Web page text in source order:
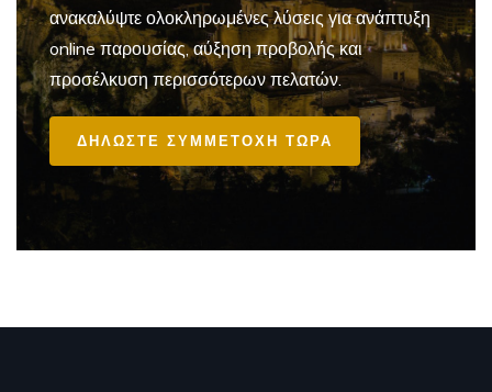
ανακαλύψτε ολοκληρωμένες λύσεις για ανάπτυξη
online παρουσίας, αύξηση προβολής και
προσέλκυση περισσότερων πελατών.
ΔΗΛΩΣΤΕ ΣΥΜΜΕΤΟΧΗ ΤΩΡΑ